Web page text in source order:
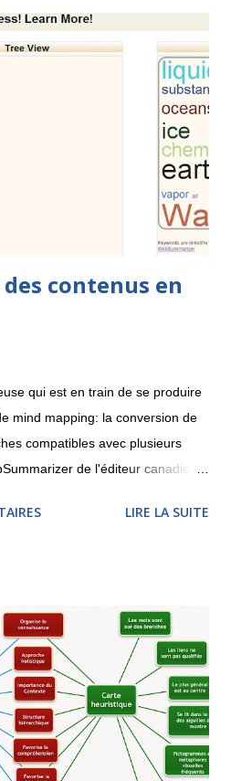
contenus en
qui est en train de se produire
mind mapping: la conversion de
compatibles avec plusieurs
de l'éditeur canadien
d'une page Web afin de
et y rattache des parties du
fois la carte téléchargée, de
comportent beaucoup de texte.
début et le mind mapping se
recherche documentaire, sur le
base de donnée. Voici ci-
carte insérable dans un site qui
LIRE LA SUITE